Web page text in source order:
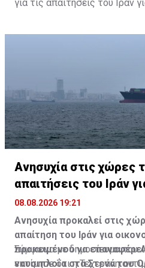
για τις απαιτήσεις του Ιράν
Ανησυχία στις χώρες
απαιτήσεις του Ιράν
08.08.2026 19:21
Ανησυχία προκαλεί στις
απαίτηση του Ιράν για
προκειμένου να
ναυσιπλοΐα στα Στενά του
Σύμφωνα με δημοσίευμα του
εκτίμησε ότι η Τεχεράνη